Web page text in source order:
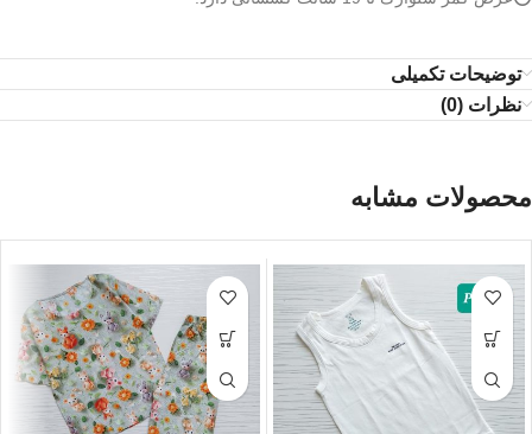
توضیحات تکمیلی
نظرات (0)
محصولات مشابه